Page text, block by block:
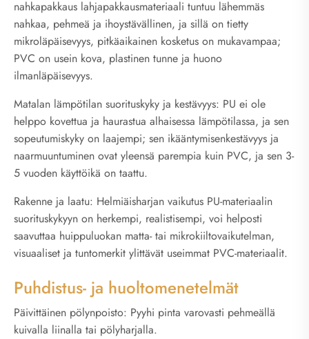
nahkapakkaus lahjapakkausmateriaali tuntuu lähemmäs
nahkaa, pehmeä ja ihoystävällinen, ja sillä on tietty
mikroläpäisevyys, pitkäaikainen kosketus on mukavampaa;
PVC on usein kova, plastinen tunne ja huono
ilmanläpäisevyys.
Matalan lämpötilan suorituskyky ja kestävyys: PU ei ole
helppo kovettua ja haurastua alhaisessa lämpötilassa, ja sen
sopeutumiskyky on laajempi; sen ikääntymisenkestävyys ja
naarmuuntuminen ovat yleensä parempia kuin PVC, ja sen 3-
5 vuoden käyttöikä on taattu.
Rakenne ja laatu: Helmiäisharjan vaikutus PU-materiaalin
suorituskykyyn on herkempi, realistisempi, voi helposti
saavuttaa huippuluokan matta- tai mikrokiiltovaikutelman,
visuaaliset ja tuntomerkit ylittävät useimmat PVC-materiaalit.
Puhdistus- ja huoltomenetelmät
Päivittäinen pölynpoisto: Pyyhi pinta varovasti pehmeällä
kuivalla liinalla tai pölyharjalla.